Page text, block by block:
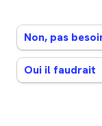
Vous voulez
Non, pas
Vous voulez
Oui il faudrait